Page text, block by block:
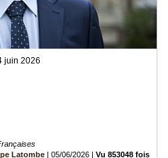
juin 2026
Latombe | 05/06/2026 | Vu 853048 fois